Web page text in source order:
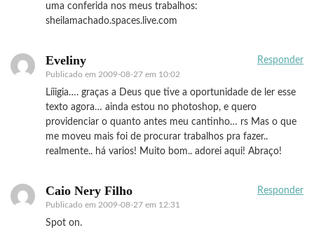
uma conferida nos meus trabalhos:
sheilamachado.spaces.live.com
Eveliny
Publicado em 2009-08-27 em 10:02
Responder
Líiigia…. graças a Deus que tive a oportunidade de ler esse
texto agora… ainda estou no photoshop, e quero
providenciar o quanto antes meu cantinho… rs Mas o que
me moveu mais foi de procurar trabalhos pra fazer..
realmente.. há varios! Muito bom.. adorei aqui! Abraço!
Caio Nery Filho
Publicado em 2009-08-27 em 12:31
Responder
Spot on.